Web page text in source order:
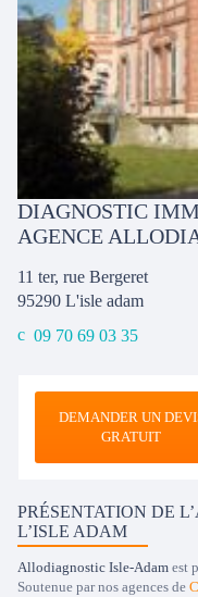
DIAGNOSTIC
AGENCE
11 ter, rue Bergeret
95290 L'isle adam
09 70 69 03 35
DEMANDER UN
GRATUIT
PRÉSENTATION DE
L’ISLE ADAM
Allodiagnostic Isle-Adam est
Soutenue par nos agences de